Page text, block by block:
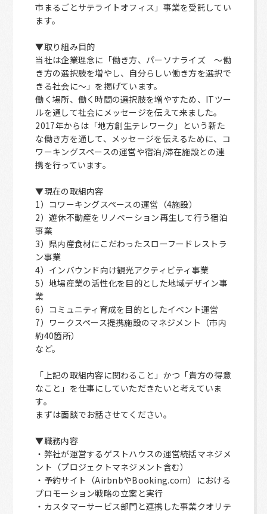
市まるごとサテライトオフィス」事業を受託してい
ます。
▼取り組み目的
当社は企業理念に「働き方、パーソナライズ ～働
き方の選択肢を増やし、自分らしい働き方を選択で
きる社会に～」を掲げています。
働く場所、働く時間の選択肢を増やすため、ITツー
ルを通して社会にメッセージを伝えて来ました。
2017年からは「地方創生テレワーク」という新た
な働き方を通して、メッセージを伝えるために、コ
ワーキングスペースの運営や宿泊/滞在施設との連
携を行っています。
▼現在の取組内容
1）コワーキングスペースの運営（4施設）
2）遊休不動産をリノベーション再生して行う宿泊
事業
3）県内産食材にこだわったスローフードレストラ
ン事業
4）インバウンド向け観光アクティビティ事業
5）地場産業の活性化を目的とした地域デザイン事
業
6）コミュニティ育成を目的としたイベント運営
7）ワークスペース提携施設のマネジメント（市内
約40箇所）
など。
「上記の取組内容に関わること」かつ「貴方の得意
なこと」を仕事にしていただきたいと考えていま
す。
まずは面談でお話させてください。
▼職務内容
・弊社が運営するゲストハウスの運営統括マネジメ
ント（プロジェクトマネジメント含む）
・予約サイト（AirbnbやBooking.com）における
プロモーション戦略の立案と実行
・カスタマーサービス部門と連携した事業クオリテ